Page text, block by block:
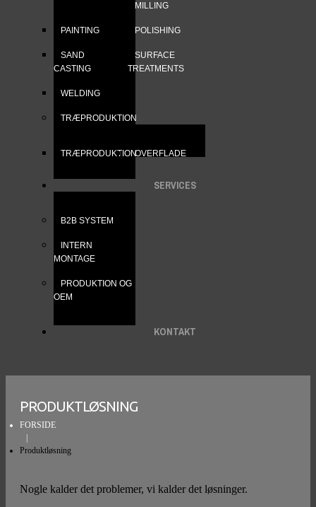
MILLING
PAINTING POLISHING
SAND
CASTING
SURFACE
TREATMENTS
WELDING
TRÆPRODUKTION
TRÆPRODUKTIONOVERFLADE
SERVICES
B2B SYSTEM
INTERN
MONTAGE
PRODUKTION OG
OEM
KONTAKT
PRODUKTLØSNING
FORSIDE
Produktløsning
Nogle kalder det problemer, vi kalder det løsninger.